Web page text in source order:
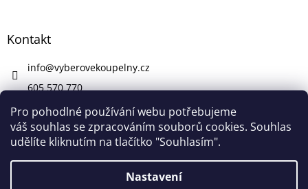
Pro pohodlné používání webu potřebujeme
váš souhlas se zpracováním souborů cookies. Souhlas
udělíte kliknutím na tlačítko "Souhlasím".
Nastavení
Kontakt
info@vyberovekoupelny.cz
605 570 770
https://www.facebook.com/vyberovekoupelny/